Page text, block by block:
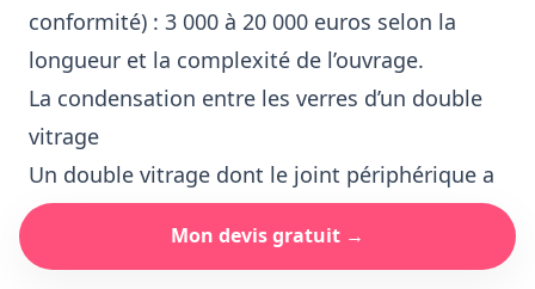
conformité) : 3 000 à 20 000 euros selon la
longueur et la complexité de l’ouvrage.
La condensation entre les verres d’un double
vitrage
Un double vitrage dont le joint périphérique a
cédé perd son gaz isolant (argon ou krypton).
L’air humide pénètre entre les deux verres et
Mon devis gratuit →